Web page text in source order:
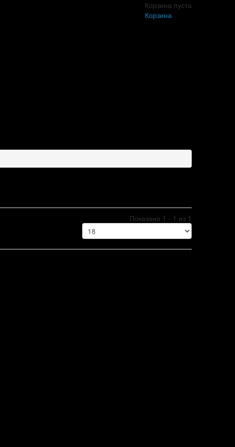
Корзина пуста
Корзина
Показано 1 - 1 из 1